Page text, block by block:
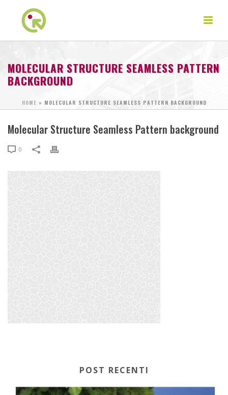
MOLECULAR STRUCTURE SEAMLESS PATTERN
BACKGROUND
HOME » MOLECULAR STRUCTURE SEAMLESS PATTERN BACKGROUND
Molecular Structure Seamless Pattern background
0
POST RECENTI